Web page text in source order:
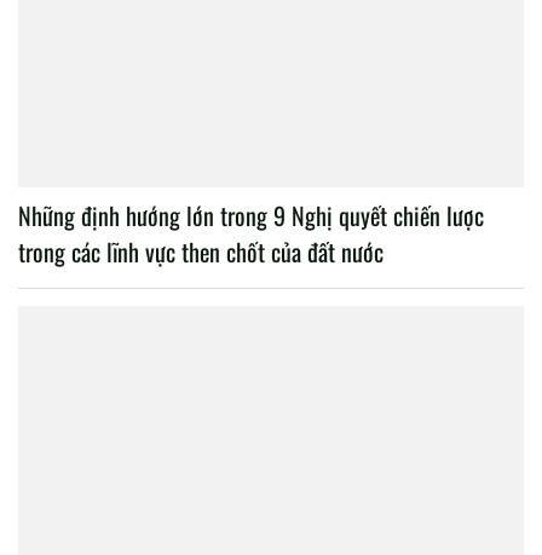
Những định hướng lớn trong 9 Nghị quyết chiến lược
trong các lĩnh vực then chốt của đất nước